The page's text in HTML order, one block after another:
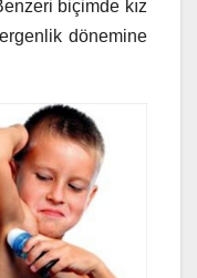
biçimde kız
dönemine